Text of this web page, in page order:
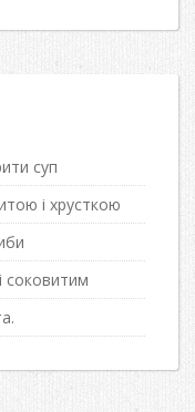
суп
і хрусткою
соковитим